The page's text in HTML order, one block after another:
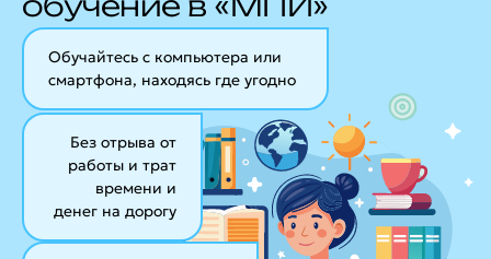
Обучайтесь с компьютера или
смартфона, находясь где угодно
Без отрыва от
работы и трат
времени и
денег на дорогу